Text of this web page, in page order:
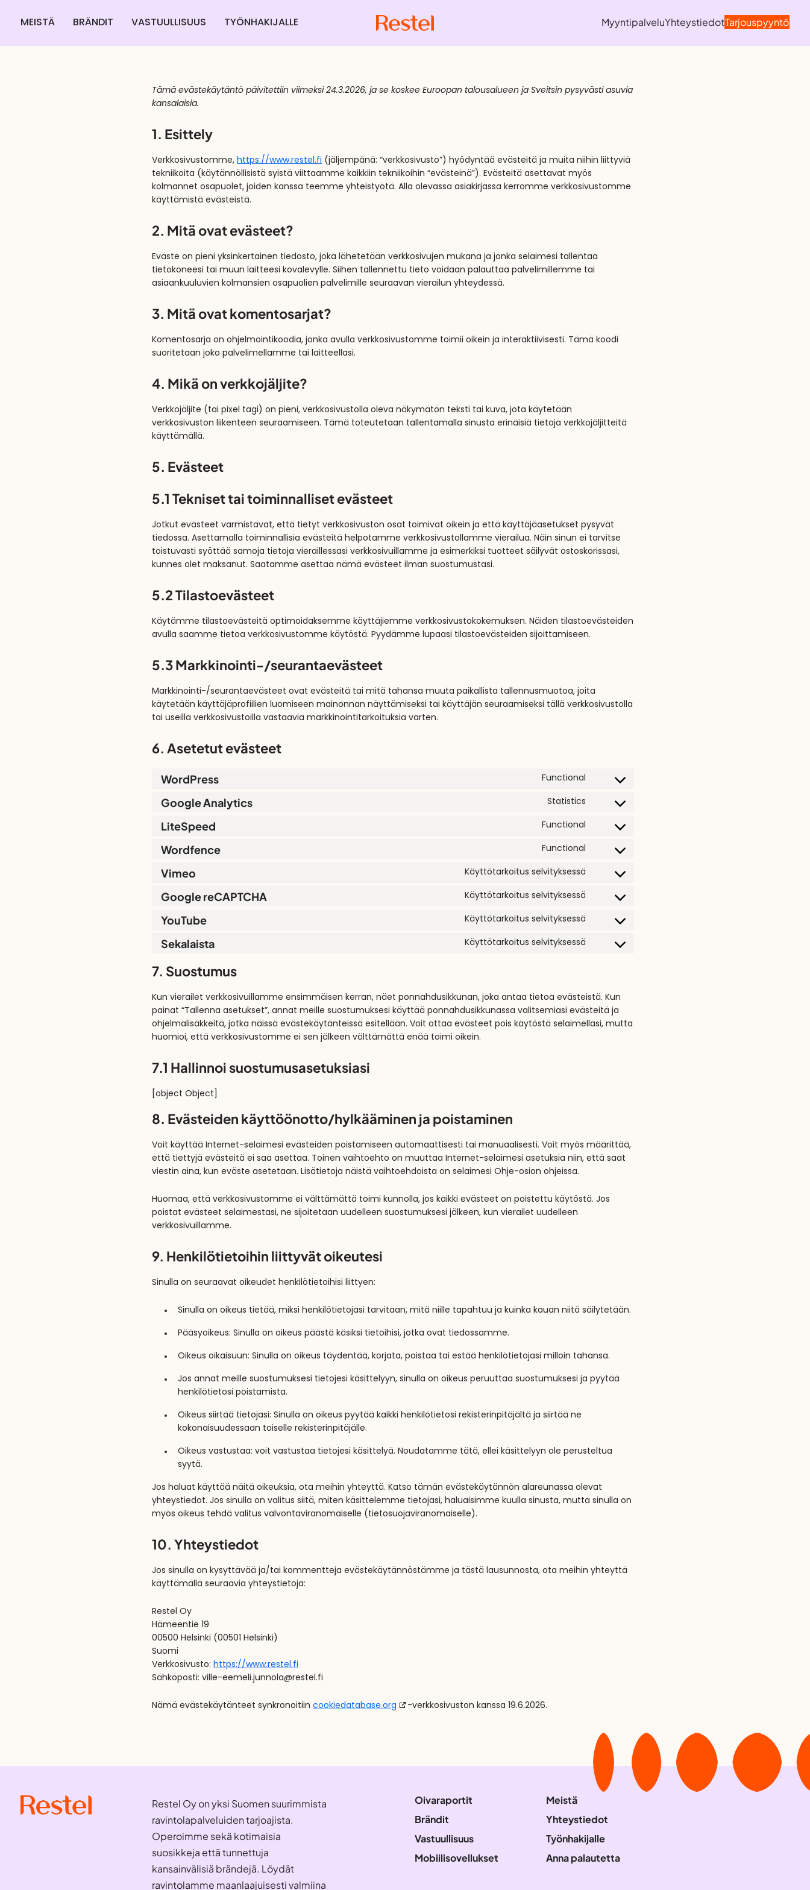
MEISTÄ BRÄNDIT VASTUULLISUUS TYÖNHAKIJALLE MyyntipalveluYhteystiedotTarjouspyyntö
Tämä evästekäytäntö päivitettiin viimeksi 24.3.2026, ja se koskee Euroopan talousalueen ja Sveitsin pysyvästi asuvia
kansalaisia.
1. Esittely
Verkkosivustomme, https://www.restel.fi (jäljempänä: “verkkosivusto”) hyödyntää evästeitä ja muita niihin liittyviä
tekniikoita (käytännöllisistä syistä viittaamme kaikkiin tekniikoihin “evästeinä”). Evästeitä asettavat myös
kolmannet osapuolet, joiden kanssa teemme yhteistyötä. Alla olevassa asiakirjassa kerromme verkkosivustomme
käyttämistä evästeistä.
2. Mitä ovat evästeet?
Eväste on pieni yksinkertainen tiedosto, joka lähetetään verkkosivujen mukana ja jonka selaimesi tallentaa
tietokoneesi tai muun laitteesi kovalevylle. Siihen tallennettu tieto voidaan palauttaa palvelimillemme tai
asiaankuuluvien kolmansien osapuolien palvelimille seuraavan vierailun yhteydessä.
3. Mitä ovat komentosarjat?
Komentosarja on ohjelmointikoodia, jonka avulla verkkosivustomme toimii oikein ja interaktiivisesti. Tämä koodi
suoritetaan joko palvelimellamme tai laitteellasi.
4. Mikä on verkkojäljite?
Verkkojäljite (tai pixel tagi) on pieni, verkkosivustolla oleva näkymätön teksti tai kuva, jota käytetään
verkkosivuston liikenteen seuraamiseen. Tämä toteutetaan tallentamalla sinusta erinäisiä tietoja verkkojäljitteitä
käyttämällä.
5. Evästeet
5.1 Tekniset tai toiminnalliset evästeet
Jotkut evästeet varmistavat, että tietyt verkkosivuston osat toimivat oikein ja että käyttäjäasetukset pysyvät
tiedossa. Asettamalla toiminnallisia evästeitä helpotamme verkkosivustollamme vierailua. Näin sinun ei tarvitse
toistuvasti syöttää samoja tietoja vieraillessasi verkkosivuillamme ja esimerkiksi tuotteet säilyvät ostoskorissasi,
kunnes olet maksanut. Saatamme asettaa nämä evästeet ilman suostumustasi.
5.2 Tilastoevästeet
Käytämme tilastoevästeitä optimoidaksemme käyttäjiemme verkkosivustokokemuksen. Näiden tilastoevästeiden
avulla saamme tietoa verkkosivustomme käytöstä. Pyydämme lupaasi tilastoevästeiden sijoittamiseen.
5.3 Markkinointi-/seurantaevästeet
Markkinointi-/seurantaevästeet ovat evästeitä tai mitä tahansa muuta paikallista tallennusmuotoa, joita
käytetään käyttäjäprofiilien luomiseen mainonnan näyttämiseksi tai käyttäjän seuraamiseksi tällä verkkosivustolla
tai useilla verkkosivustoilla vastaavia markkinointitarkoituksia varten.
6. Asetetut evästeet
WordPress Functional
Google Analytics Statistics
LiteSpeed Functional
Wordfence Functional
Vimeo Käyttötarkoitus selvityksessä
Google reCAPTCHA Käyttötarkoitus selvityksessä
YouTube Käyttötarkoitus selvityksessä
Sekalaista Käyttötarkoitus selvityksessä
7. Suostumus
Kun vierailet verkkosivuillamme ensimmäisen kerran, näet ponnahdusikkunan, joka antaa tietoa evästeistä. Kun
painat “Tallenna asetukset”, annat meille suostumuksesi käyttää ponnahdusikkunassa valitsemiasi evästeitä ja
ohjelmalisäkkeitä, jotka näissä evästekäytänteissä esitellään. Voit ottaa evästeet pois käytöstä selaimellasi, mutta
huomioi, että verkkosivustomme ei sen jälkeen välttämättä enää toimi oikein.
7.1 Hallinnoi suostumusasetuksiasi
[object Object]
8. Evästeiden käyttöönotto/hylkääminen ja poistaminen
Voit käyttää Internet-selaimesi evästeiden poistamiseen automaattisesti tai manuaalisesti. Voit myös määrittää,
että tiettyjä evästeitä ei saa asettaa. Toinen vaihtoehto on muuttaa Internet-selaimesi asetuksia niin, että saat
viestin aina, kun eväste asetetaan. Lisätietoja näistä vaihtoehdoista on selaimesi Ohje-osion ohjeissa.
Huomaa, että verkkosivustomme ei välttämättä toimi kunnolla, jos kaikki evästeet on poistettu käytöstä. Jos
poistat evästeet selaimestasi, ne sijoitetaan uudelleen suostumuksesi jälkeen, kun vierailet uudelleen
verkkosivuillamme.
9. Henkilötietoihin liittyvät oikeutesi
Sinulla on seuraavat oikeudet henkilötietoihisi liittyen:
Sinulla on oikeus tietää, miksi henkilötietojasi tarvitaan, mitä niille tapahtuu ja kuinka kauan niitä säilytetään.
Pääsyoikeus: Sinulla on oikeus päästä käsiksi tietoihisi, jotka ovat tiedossamme.
Oikeus oikaisuun: Sinulla on oikeus täydentää, korjata, poistaa tai estää henkilötietojasi milloin tahansa.
Jos annat meille suostumuksesi tietojesi käsittelyyn, sinulla on oikeus peruuttaa suostumuksesi ja pyytää
henkilötietosi poistamista.
Oikeus siirtää tietojasi: Sinulla on oikeus pyytää kaikki henkilötietosi rekisterinpitäjältä ja siirtää ne
kokonaisuudessaan toiselle rekisterinpitäjälle.
Oikeus vastustaa: voit vastustaa tietojesi käsittelyä. Noudatamme tätä, ellei käsittelyyn ole perusteltua
syytä.
Jos haluat käyttää näitä oikeuksia, ota meihin yhteyttä. Katso tämän evästekäytännön alareunassa olevat
yhteystiedot. Jos sinulla on valitus siitä, miten käsittelemme tietojasi, haluaisimme kuulla sinusta, mutta sinulla on
myös oikeus tehdä valitus valvontaviranomaiselle (tietosuojaviranomaiselle).
10. Yhteystiedot
Jos sinulla on kysyttävää ja/tai kommentteja evästekäytännöstämme ja tästä lausunnosta, ota meihin yhteyttä
käyttämällä seuraavia yhteystietoja:
Restel Oy
Hämeentie 19
00500 Helsinki (00501 Helsinki)
Suomi
Verkkosivusto: https://www.restel.fi
Sähköposti: ville-eemeli.junnola@restel.fi
Nämä evästekäytänteet synkronoitiin cookiedatabase.org -verkkosivuston kanssa 19.6.2026.
Restel Oy on yksi Suomen suurimmista
ravintolapalveluiden tarjoajista.
Operoimme sekä kotimaisia
suosikkeja että tunnettuja
kansainvälisiä brändejä. Löydät
ravintolamme maanlaajuisesti valmiina
Oivaraportit
Brändit
Vastuullisuus
Mobiilisovellukset
Meistä
Yhteystiedot
Työnhakijalle
Anna palautetta